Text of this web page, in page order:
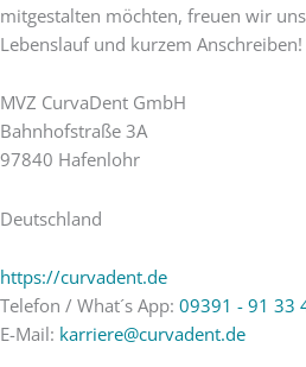
mitgestalten möchten, freuen wir
Lebenslauf und kurzem Anschreiben!
MVZ CurvaDent GmbH
Bahnhofstraße 3A
97840 Hafenlohr
Deutschland
https://curvadent.de
Telefon / What´s App: 09391 - 91 33
E-Mail: karriere@curvadent.de